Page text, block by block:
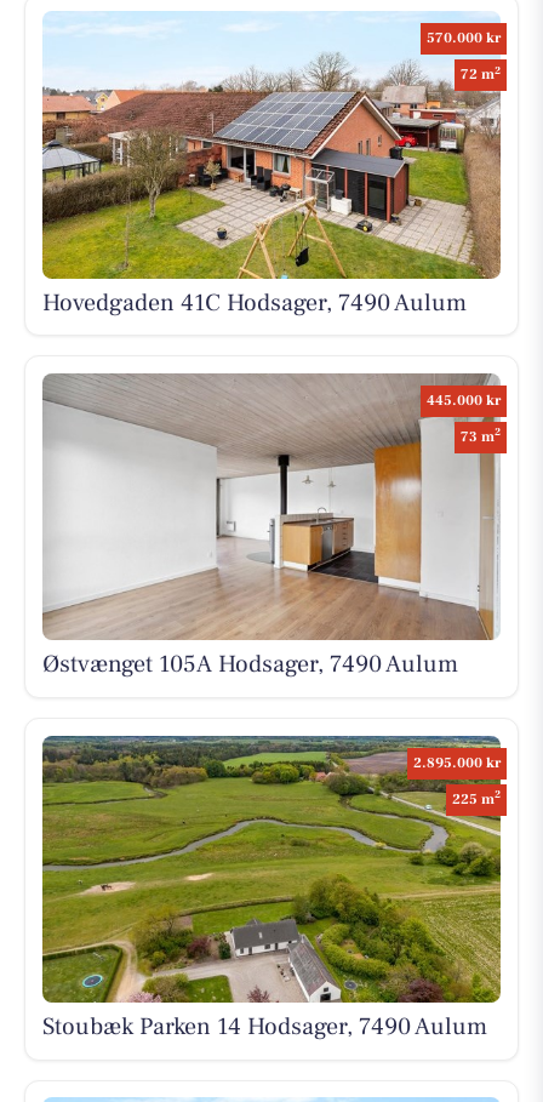
570.000 kr
72 m2
Hovedgaden 41C Hodsager, 7490 Aulum
445.000 kr
73 m2
Østvænget 105A Hodsager, 7490 Aulum
2.895.000 kr
225 m2
Stoubæk Parken 14 Hodsager, 7490 Aulum